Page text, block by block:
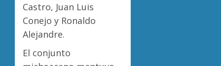
Castro, Juan Luis
Conejo y Ronaldo
Alejandre.
El conjunto